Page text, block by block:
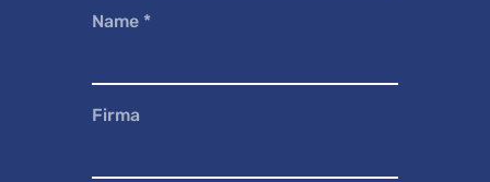
Name *
Firma